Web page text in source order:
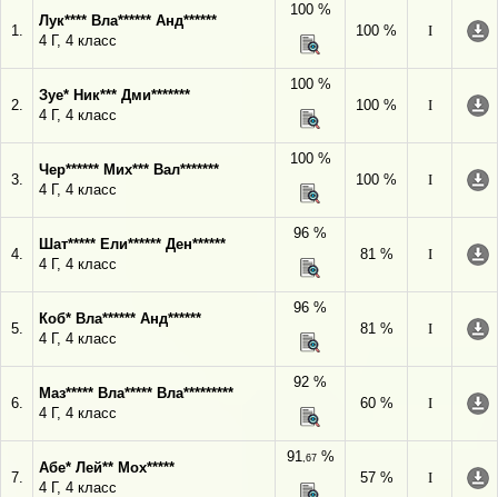
1.
Лук**** Вла****** Анд******
4 Г, 4 класс
100 %
100 %
I
2.
Зуе* Ник*** Дми*******
4 Г, 4 класс
100 %
100 %
I
3.
Чер****** Мих*** Вал*******
4 Г, 4 класс
100 %
100 %
I
4.
Шат***** Ели****** Ден******
4 Г, 4 класс
96 %
81 %
I
5.
Коб* Вла****** Анд******
4 Г, 4 класс
96 %
81 %
I
6.
Маз***** Вла***** Вла*********
4 Г, 4 класс
92 %
60 %
I
7.
Абе* Лей** Мох*****
4 Г, 4 класс
91,67%
57 %
I